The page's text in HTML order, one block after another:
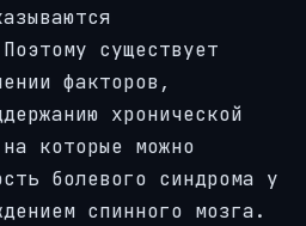
существует
факторов,
хронической
которые можно
болевого синдрома у
спинного мозга.